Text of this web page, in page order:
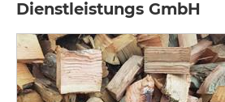
Dienstleistungs GmbH